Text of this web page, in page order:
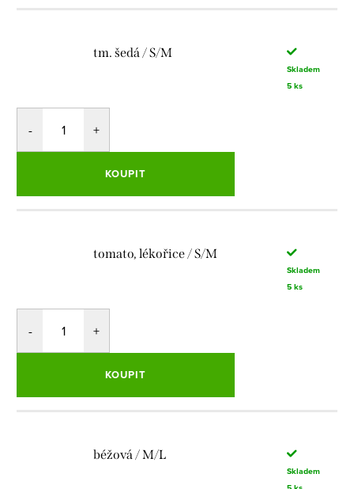
tm. šedá / S/M
Skladem
5 ks
KOUPIT
tomato, lékořice / S/M
Skladem
5 ks
KOUPIT
béžová / M/L
Skladem